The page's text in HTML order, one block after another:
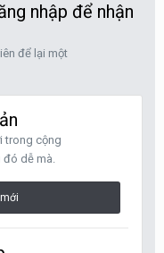
nhập để nhận
để lại một
trong cộng
đó dễ mà.